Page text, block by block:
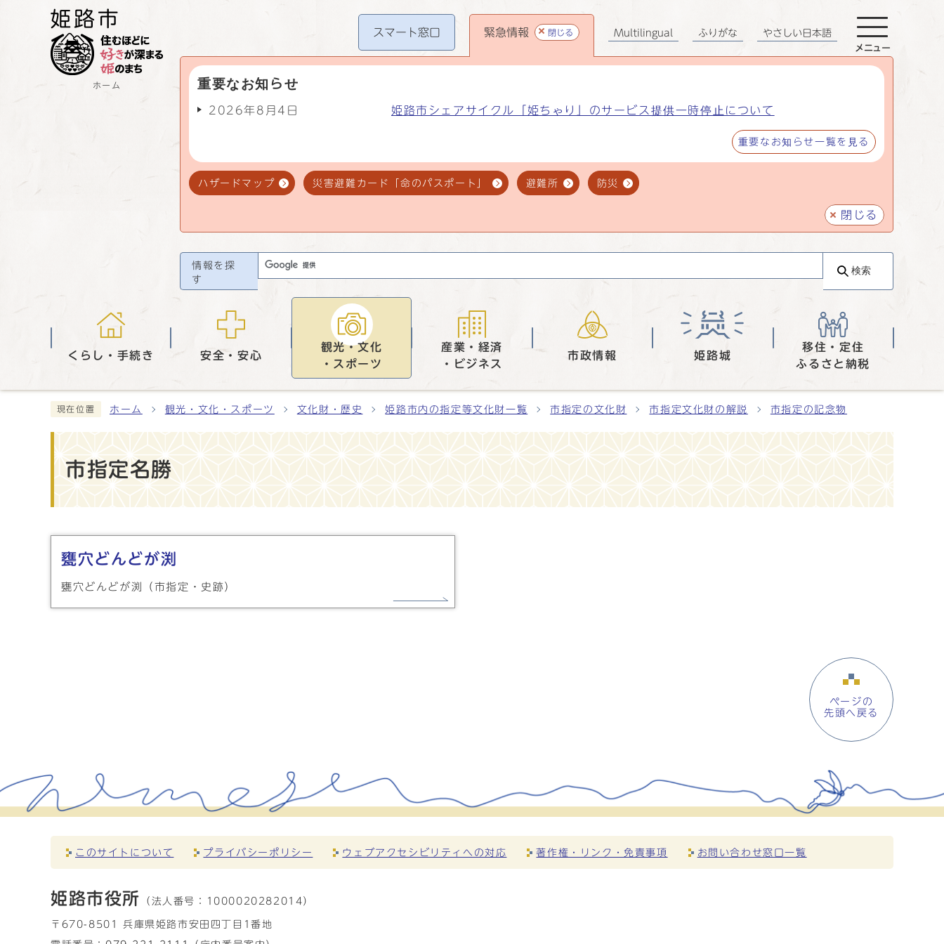
ホーム
スマート窓口 緊急情報 閉じる
重要なお知らせ
2026年8月4日 姫路市シェアサイクル「姫ちゃり」のサービス提供一時停止について
重要なお知らせ一覧を見る
ハザードマップ 災害避難カード「命のパスポート」 避難所 防災
閉じる
Multilingual ふりがな やさしい日本語
メニュー
情報を探
す
検索
くらし・手続き 安全・安心
観光・文化
・スポーツ
産業・経済
・ビジネス
市政情報 姫路城
移住・定住
ふるさと納税
現在位置 ホーム 観光・文化・スポーツ 文化財・歴史 姫路市内の指定等文化財一覧 市指定の文化財 市指定文化財の解説 市指定の記念物
市指定名勝
甕穴どんどが渕
甕穴どんどが渕（市指定・史跡）
ページの
先頭へ戻る
このサイトについて プライバシーポリシー ウェブアクセシビリティへの対応 著作権・リンク・免責事項 お問い合わせ窓口一覧
姫路市役所 （法人番号： 1000020282014）
〒670-8501 兵庫県姫路市安田四丁目1番地